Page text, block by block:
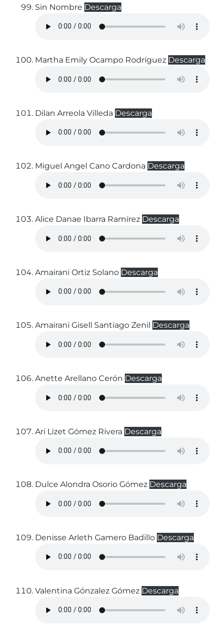
Sin Nombre Descarga
Martha Emily Ocampo Rodríguez Descarga
Dilan Arreola Villeda Descarga
Miguel Angel Cano Cardona Descarga
Alice Danae Ibarra Ramírez Descarga
Amairani Ortiz Solano Descarga
Amairani Gisell Santiago Zenil Descarga
Anette Arellano Cerón Descarga
Ari Lizet Gómez Rivera Descarga
Dulce Alondra Osorio Gómez Descarga
Denisse Arleth Gamero Badillo Descarga
Valentina Gónzalez Gómez Descarga